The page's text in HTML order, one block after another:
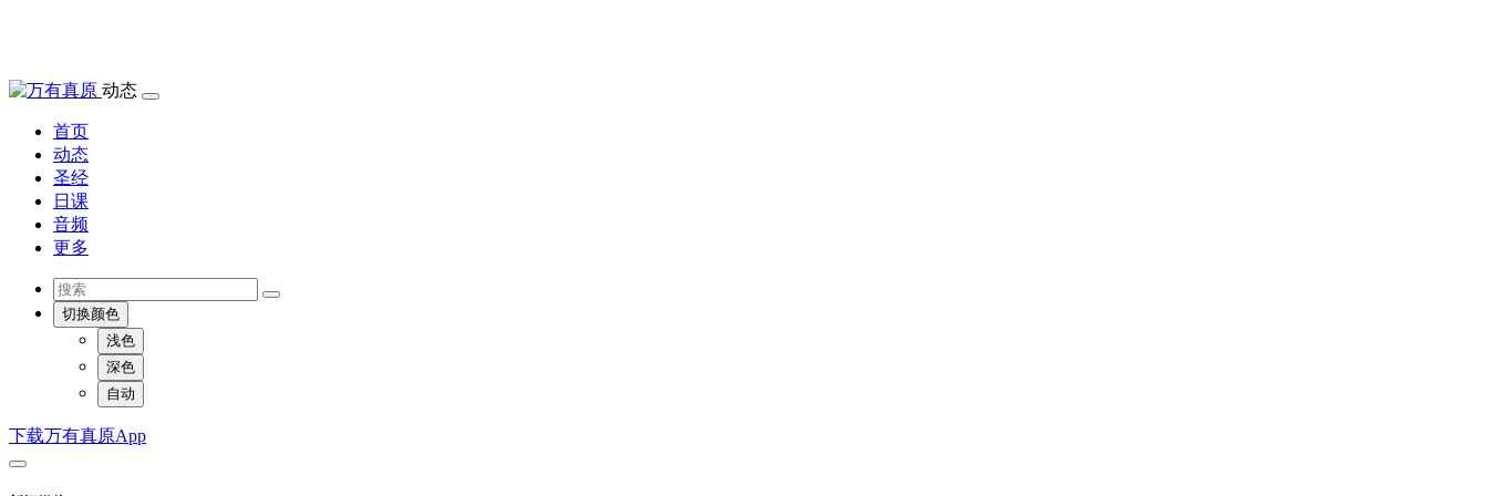
动态
首页
动态
圣经
日课
音频
更多
切换颜色
浅色
深色
自动
下载万有真原App